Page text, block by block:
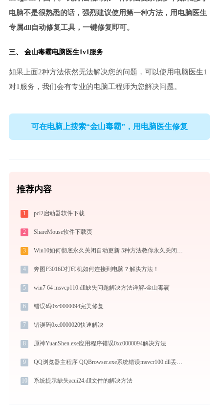
电脑不是很熟悉的话，强烈建议使用第一种方法，用电脑医生
专属dll自动修复工具，一键修复即可。
三、 金山毒霸电脑医生1v1服务
如果上面2种方法依然无法解决您的问题，可以使用电脑医生1
对1服务，我们会有专业的电脑工程师为您解决问题。
可在电脑上搜索“金山毒霸”，用电脑医生修复
推荐内容
1 pcl2启动器软件下载
2 ShareMouse软件下载页
3 Win10如何彻底永久关闭自动更新 5种方法教你永久关闭win10自动更新
4 奔图P3016D打印机如何连接到电脑？解决方法！
5 win7 64 msvcp110.dll缺失问题解决方法详解-金山毒霸
6 错误码0xc0000094完美修复
7 错误码0xc0000020快速解决
8 原神YuanShen.exe应用程序错误0xc0000094解决方法
9 QQ浏览器主程序 QQBrowser.exe系统错误msvcr100.dll丢失如何解决
10 系统提示缺失acui24.dll文件的解决方法